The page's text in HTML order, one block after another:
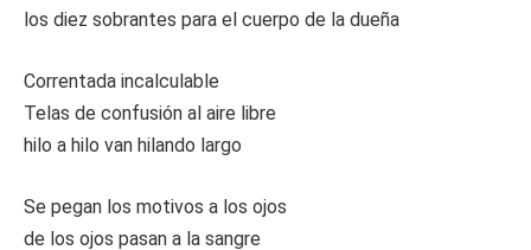
los diez sobrantes para el cuerpo de la dueña
Correntada incalculable
Telas de confusión al aire libre
hilo a hilo van hilando largo
Se pegan los motivos a los ojos
de los ojos pasan a la sangre